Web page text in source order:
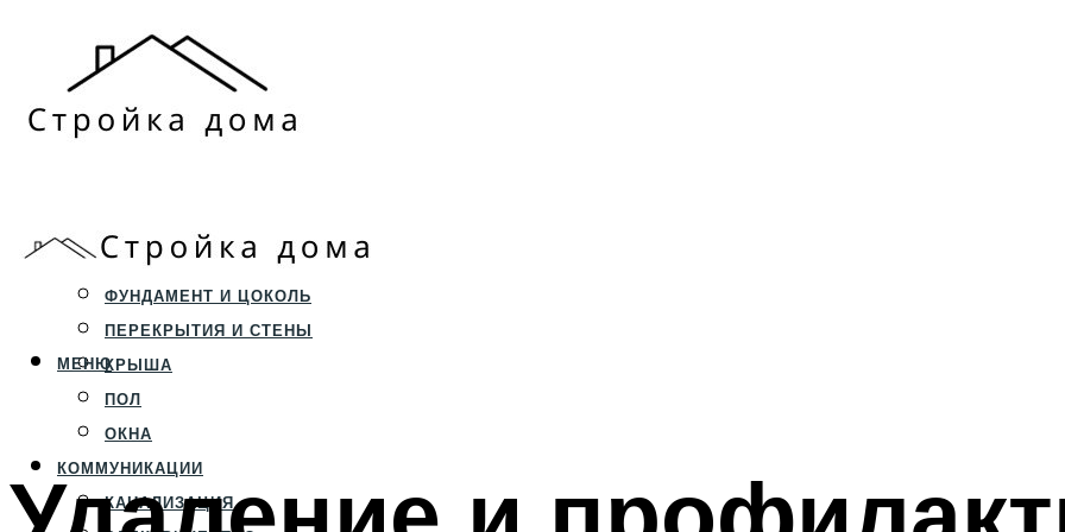
СТРОИТЕЛЬСТВО
ФУНДАМЕНТ И ЦОКОЛЬ
ПЕРЕКРЫТИЯ И СТЕНЫ
КРЫША
ПОЛ
ОКНА
КОММУНИКАЦИИ
КАНАЛИЗАЦИЯ
МЕНЮ